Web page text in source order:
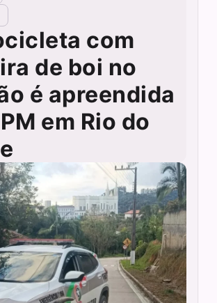
com
de boi no
é apreendida
em Rio do